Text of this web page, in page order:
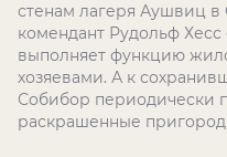
стенам лагеря Аушвиц
комендант Рудольф
выполняет функцию
хозяевами. А к
Собибор периодически
раскрашенные